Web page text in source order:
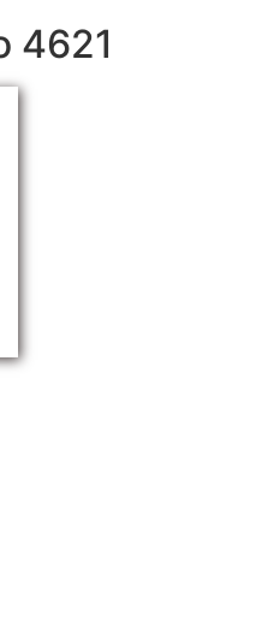
4621